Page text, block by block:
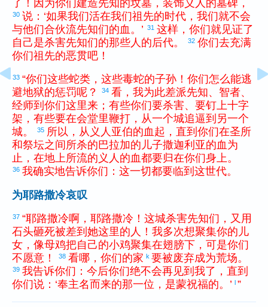
了 ！ 因为你们 建造先知 的坟墓 ， 装饰 义人 的墓碑 ，
30 说 ： ‘如果我们活在我们祖先的时代 ， 我们就不会
与他们合伙流先知们的血 。 ’ 31 这样 ， 你们就见证了
自己是杀害先知们的那些 人 的后代。 32 你们去充满
你们祖先的恶贯吧 ！
33 “你们这些蛇类 ， 这些毒蛇的子孙 ！ 你们怎么能逃
避地狱的惩罚呢 ？ 34 看 ， 我为此差派先知、 智者、
经师到 你们这里来 ； 有些你们要杀害、 要钉上十字
架 ， 有些要在会堂里鞭打 ， 从一个城追逼到 另一个
城。 35 所以 ， 从 义人 亚伯的血 起 ， 直到 你们在圣所
和祭坛之间 所杀的 巴拉加的 儿子撒迦利亚的血 为
止 ， 在地上所流的 义人 的血都要归在你们身上。
36 我确实地告诉你们 ： 这一切都要临到 这世代。
为耶路撒冷哀叹
37 “耶路撒冷啊 ， 耶路撒冷 ！ 这城杀害先知们 ， 又 用
石头砸死被差到 她这里的 人 ！ 我多次想聚集你的 儿
女 ， 像母鸡把自己的小鸡聚集在翅膀下 ， 可是你们
不愿意 ！ 38 看哪 ， 你们的家 k 要被废弃成为荒场。
39 我告诉你们 ： 今后你们绝不会再见到 我了 ， 直到
你们说 ： ‘奉主名而来的那一位 ， 是蒙祝福的。 ’ ”